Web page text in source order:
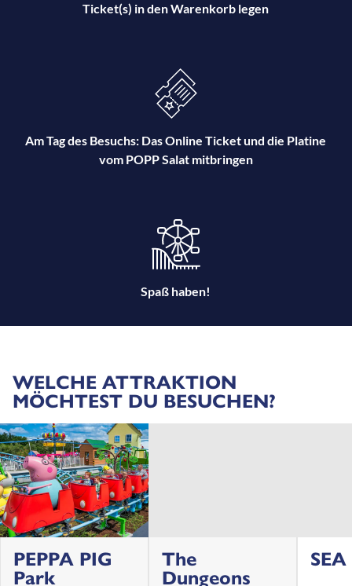
Ticket(s) in den Warenkorb legen
Am Tag des Besuchs: Das Online Ticket und die Platine
vom POPP Salat mitbringen
Spaß haben!
WELCHE ATTRAKTION
MÖCHTEST DU BESUCHEN?
PEPPA PIG
Park
The
Dungeons